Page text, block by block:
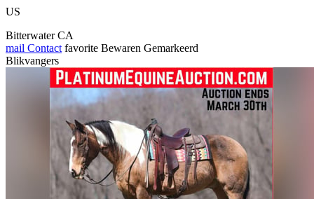
US
Bitterwater CA
mail Contact favorite Bewaren Gemarkeerd
Blikvangers